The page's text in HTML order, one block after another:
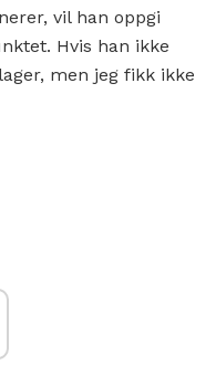
vil han oppgi
Hvis han ikke
men jeg fikk ikke